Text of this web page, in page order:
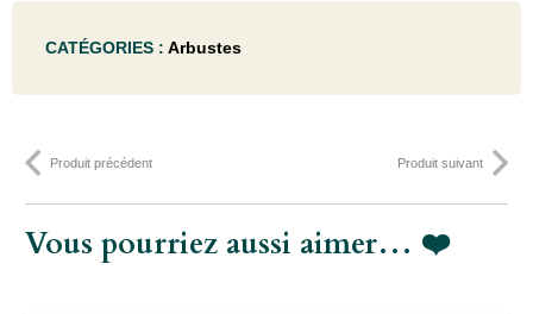
heterophyllus
(=illicifolius)
100C7,5
CATÉGORIES : Arbustes
Produit précédent Produit suivant
Vous pourriez aussi aimer… ❤️